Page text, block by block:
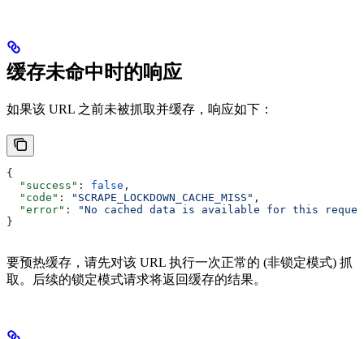
缓存未命中时的响应
如果该 URL 之前未被抓取并缓存，响应如下：
{
  "success"
: false ,
  "code"
: "SCRAPE_LOCKDOWN_CACHE_MISS" ,
  "error"
:
"No cached data is available for this
}
要预热缓存，请先对该 URL 执行一次正常的 (非锁定模式) 抓
取。后续的锁定模式请求将返回缓存的结果。